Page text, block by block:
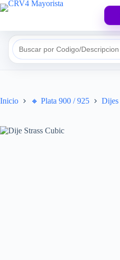
Buscar por Codigo/Descripcion
Inicio 🔸​ Plata 900 / 925 Dijes